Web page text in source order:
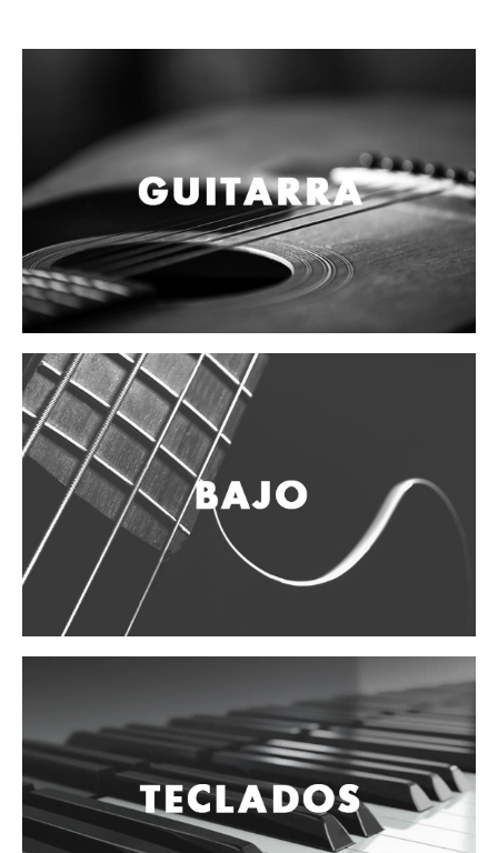
Redoblantes
Multi-tenores
Bombos
Platillos
Baquetas, mazos y bolillos
Pergaminos
Liras
Guiros
Vientos
Accesorios
Micrófonos
Mano alámbrico
Instrumento alámbrico
Inalámbrico diadema y solapa
Inalámbrico para instrumento
Estudio
Corro y escenario